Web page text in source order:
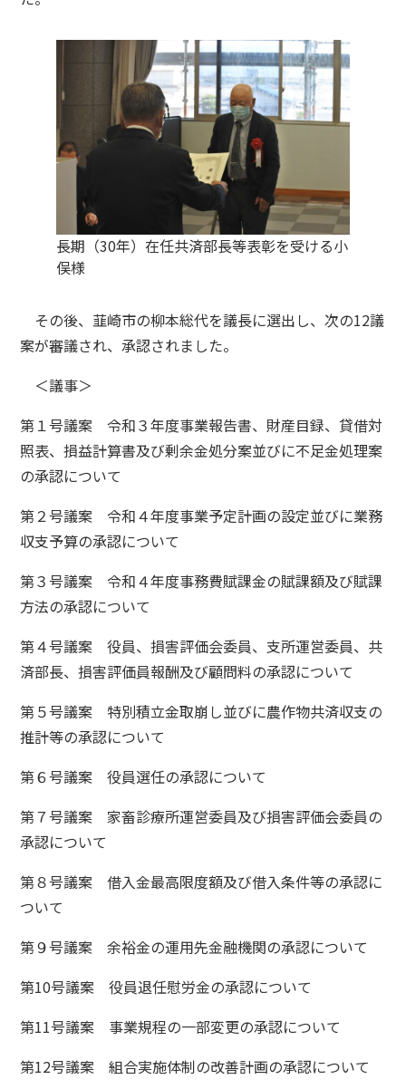
長期（30年）在任共済部長等表彰を受ける小
俣様
その後、韮崎市の柳本総代を議長に選出し、次の12議
案が審議され、承認されました。
＜議事＞
第１号議案 令和３年度事業報告書、財産目録、貸借対
照表、損益計算書及び剰余金処分案並びに不足金処理案
の承認について
第２号議案 令和４年度事業予定計画の設定並びに業務
収支予算の承認について
第３号議案 令和４年度事務費賦課金の賦課額及び賦課
方法の承認について
第４号議案 役員、損害評価会委員、支所運営委員、共
済部長、損害評価員報酬及び顧問料の承認について
第５号議案 特別積立金取崩し並びに農作物共済収支の
推計等の承認について
第６号議案 役員選任の承認について
第７号議案 家畜診療所運営委員及び損害評価会委員の
承認について
第８号議案 借入金最高限度額及び借入条件等の承認に
ついて
第９号議案 余裕金の運用先金融機関の承認について
第10号議案 役員退任慰労金の承認について
第11号議案 事業規程の一部変更の承認について
第12号議案 組合実施体制の改善計画の承認について